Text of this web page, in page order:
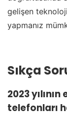
gelişen
yapmanız
Sıkça
2023
telefonları